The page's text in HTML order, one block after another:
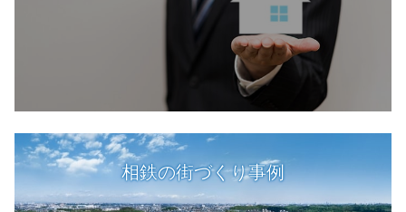
相鉄の街づくり事例